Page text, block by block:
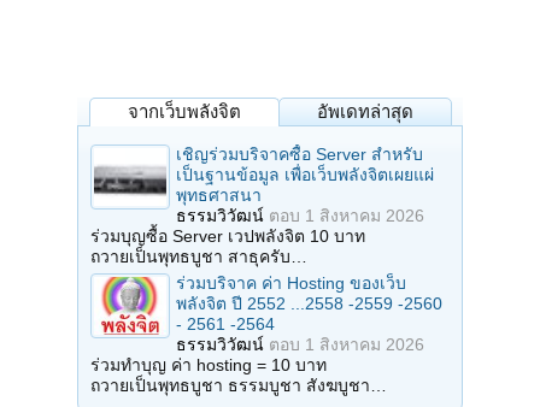
จากเว็บพลังจิต อัพเดทล่าสุด
เชิญร่วมบริจาคซื้อ Server สำหรับ
เป็นฐานข้อมูล เพื่อเว็บพลังจิตเผยแผ่
พุทธศาสนา
ธรรมวิวัฒน์ ตอบ 1 สิงหาคม 2026
ร่วมบุญซื้อ Server เวปพลังจิต 10 บาท
ถวายเป็นพุทธบูชา สาธุครับ…
ร่วมบริจาค ค่า Hosting ของเว็บ
พลังจิต ปี 2552 ...2558 -2559 -2560
- 2561 -2564
ธรรมวิวัฒน์ ตอบ 1 สิงหาคม 2026
ร่วมทำบุญ ค่า hosting = 10 บาท
ถวายเป็นพุทธบูชา ธรรมบูชา สังฆบูชา…